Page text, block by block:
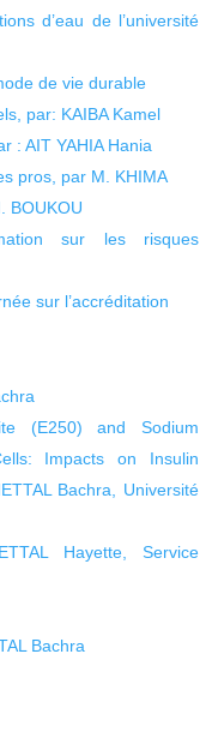
d’eau de l’université
de vie durable
par: KAIBA Kamel
: AIT YAHIA Hania
pros, par M. KHIMA
BOUKOU
sur les risques
sur l’accréditation
(E250) and Sodium
Impacts on Insulin
Bachra, Université
Hayette, Service
Bachra